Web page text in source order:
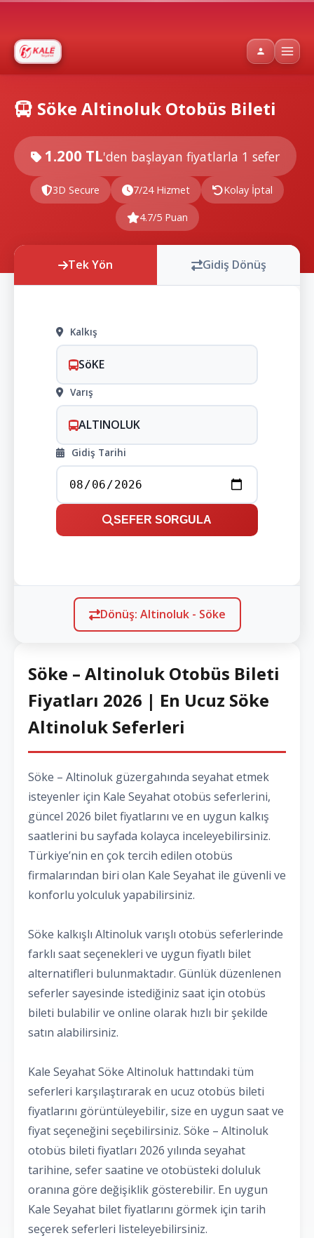
Söke Altinoluk Otobüs Bileti
1.200 TL'den başlayan fiyatlarla 1 sefer
3D Secure 7/24 Hizmet Kolay İptal
4.7/5 Puan
Tek Yön Gidiş Dönüş
Kalkış
SöKE
Varış
ALTINOLUK
Gidiş Tarihi
SEFER SORGULA
Dönüş: Altinoluk - Söke
Söke – Altinoluk Otobüs Bileti
Fiyatları 2026 | En Ucuz Söke
Altinoluk Seferleri
Söke – Altinoluk güzergahında seyahat etmek
isteyenler için Kale Seyahat otobüs seferlerini,
güncel 2026 bilet fiyatlarını ve en uygun kalkış
saatlerini bu sayfada kolayca inceleyebilirsiniz.
Türkiye’nin en çok tercih edilen otobüs
firmalarından biri olan Kale Seyahat ile güvenli ve
konforlu yolculuk yapabilirsiniz.
Söke kalkışlı Altinoluk varışlı otobüs seferlerinde
farklı saat seçenekleri ve uygun fiyatlı bilet
alternatifleri bulunmaktadır. Günlük düzenlenen
seferler sayesinde istediğiniz saat için otobüs
bileti bulabilir ve online olarak hızlı bir şekilde
satın alabilirsiniz.
Kale Seyahat Söke Altinoluk hattındaki tüm
seferleri karşılaştırarak en ucuz otobüs bileti
fiyatlarını görüntüleyebilir, size en uygun saat ve
fiyat seçeneğini seçebilirsiniz. Söke – Altinoluk
otobüs bileti fiyatları 2026 yılında seyahat
tarihine, sefer saatine ve otobüsteki doluluk
oranına göre değişiklik gösterebilir. En uygun
Kale Seyahat bilet fiyatlarını görmek için tarih
seçerek seferleri listeleyebilirsiniz.